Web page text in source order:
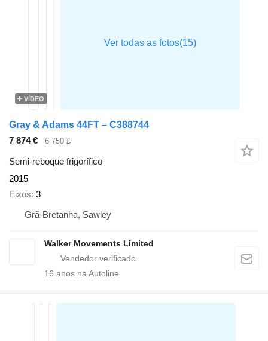
VÍDEO
Gray & Adams 44FT – C388744
7 874 €
6 750 £
Semi-reboque frigorífico
2015
Eixos 3
Grã-Bretanha, Sawley
Walker Movements Limited
16 anos na Autoline